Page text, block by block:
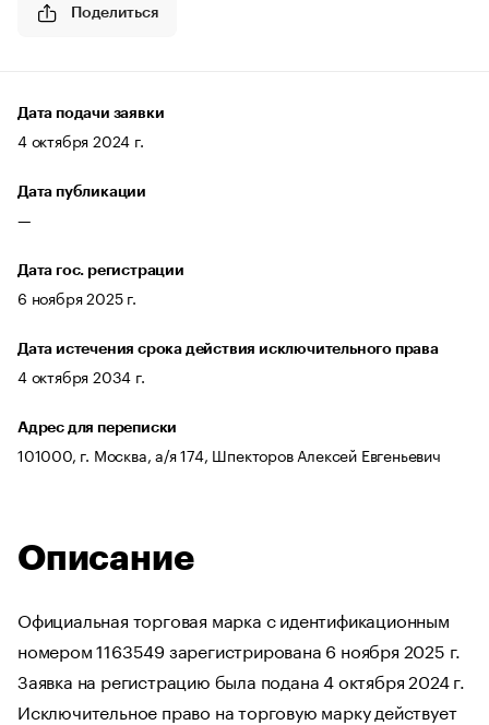
Поделиться
Дата подачи заявки
4 октября 2024 г.
Дата публикации
—
Дата гос. регистрации
6 ноября 2025 г.
Дата истечения срока действия исключительного права
4 октября 2034 г.
Адрес для переписки
101000, г. Москва, а/я 174, Шпекторов Алексей Евгеньевич
Описание
Официальная торговая марка с идентификационным
номером 1163549 зарегистрирована 6 ноября 2025 г.
Заявка на регистрацию была подана 4 октября 2024 г.
Исключительное право на торговую марку действует